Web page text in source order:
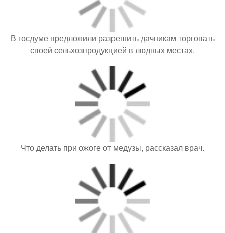
В госдуме предложили разрешить дачникам торговать
своей сельхозпродукцией в людных местах.
Что делать при ожоге от медузы, рассказал врач.